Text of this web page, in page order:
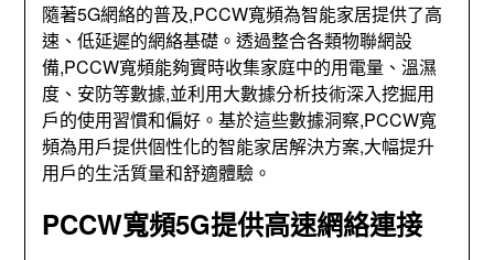
隨著5G網絡的普及,PCCW寬頻為智能家居提供了高
速、低延遲的網絡基礎。透過整合各類物聯網設
備,PCCW寬頻能夠實時收集家庭中的用電量、溫濕
度、安防等數據,並利用大數據分析技術深入挖掘用
戶的使用習慣和偏好。基於這些數據洞察,PCCW寬
頻為用戶提供個性化的智能家居解決方案,大幅提升
用戶的生活質量和舒適體驗。
PCCW寬頻5G提供高速網絡連接